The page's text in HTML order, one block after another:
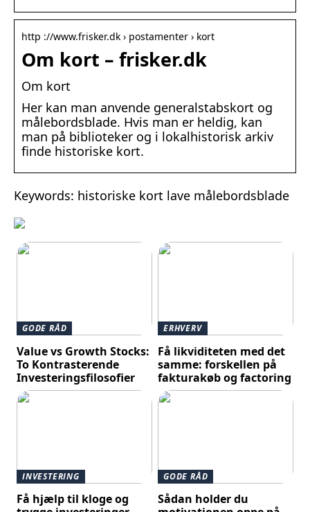
http ://www.frisker.dk › postamenter › kort
Om kort – frisker.dk
Om kort
Her kan man anvende generalstabskort og
målebordsblade. Hvis man er heldig, kan
man på biblioteker og i lokalhistorisk arkiv
finde historiske kort.
Keywords: historiske kort lave målebordsblade
GODE RÅD
Value vs Growth Stocks:
To Kontrasterende
Investeringsfilosofier
ERHVERV
Få likviditeten med det
samme: forskellen på
fakturakøb og factoring
INVESTERING
Få hjælp til kloge og
GODE RÅD
Sådan holder du